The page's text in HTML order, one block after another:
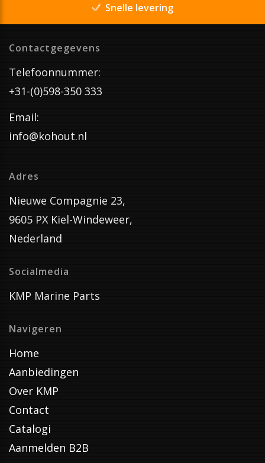
Snelle levering
Contactgegevens
Telefoonnummer:
+31-(0)598-350 333
Email:
info@kohout.nl
Adres
Nieuwe Compagnie 23,
9605 PX Kiel-Windeweer,
Nederland
Socialmedia
KMP Marine Parts
Navigeren
Home
Aanbiedingen
Over KMP
Contact
Catalogi
Aanmelden B2B